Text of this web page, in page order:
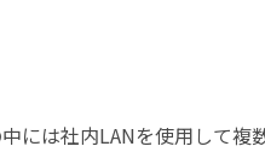
には社内LANを使用して